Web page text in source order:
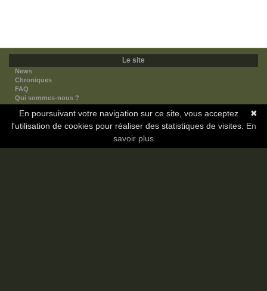
Le site
News
Chroniques
FAQ
Qui sommes-nous ?
Nos partenaires
Faites-nous connaitre
Nous contacter
✖
En poursuivant votre navigation sur ce site, vous acceptez
l'utilisation de cookies pour réaliser des statistiques de visites. En
savoir plus